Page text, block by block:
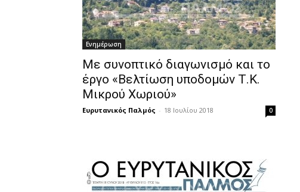
Ενημέρωση
Με συνοπτικό διαγωνισμό και το
έργο «Βελτίωση υποδομών Τ.Κ.
Μικρού Χωριού»
Ευρυτανικός Παλμός - 18 Ιουλίου 2018 0